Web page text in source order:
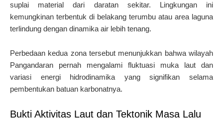
suplai material dari daratan sekitar. Lingkungan ini
kemungkinan terbentuk di belakang terumbu atau area laguna
terlindung dengan dinamika air lebih tenang.
Perbedaan kedua zona tersebut menunjukkan bahwa wilayah
Pangandaran pernah mengalami fluktuasi muka laut dan
variasi energi hidrodinamika yang signifikan selama
pembentukan batuan karbonatnya.
Bukti Aktivitas Laut dan Tektonik Masa Lalu